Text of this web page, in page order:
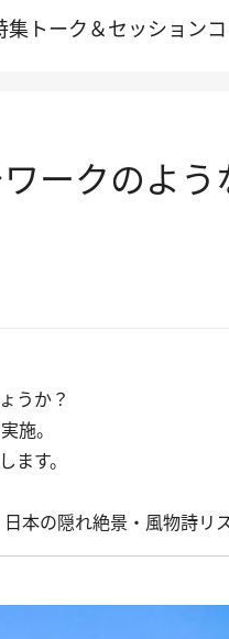
集 トーク＆セッション
ークのよ
うか？
施。
す。
日本の隠れ絶景・風物詩リ